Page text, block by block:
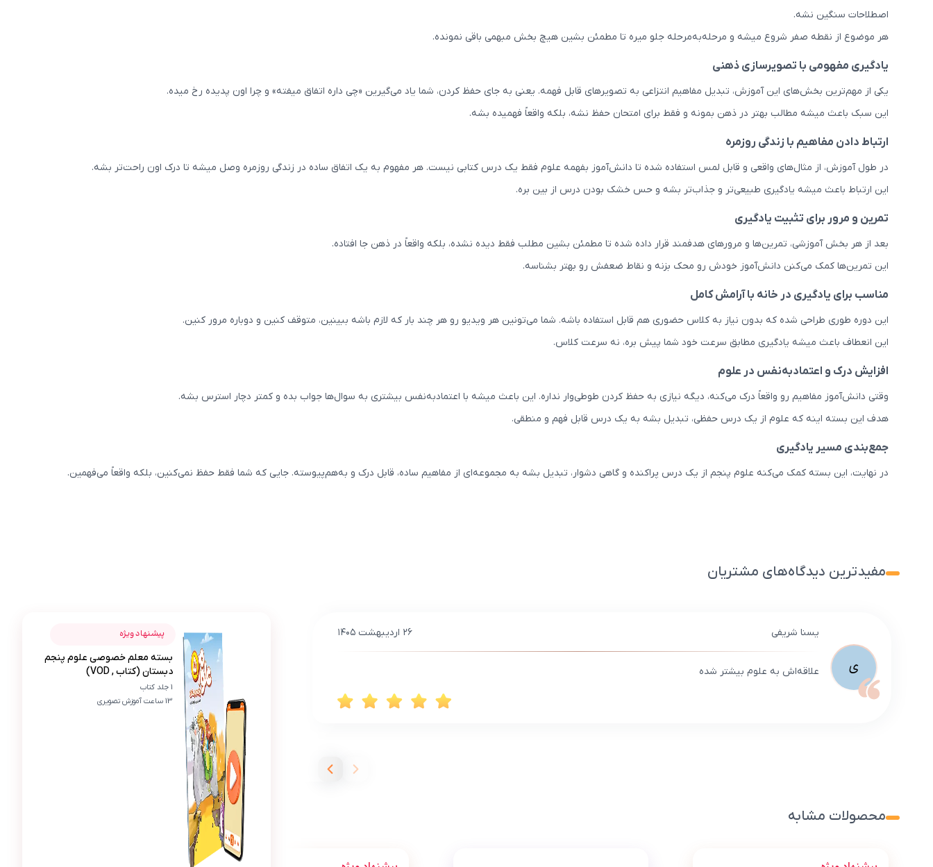
اصطلاحات سنگین نشه.
هر موضوع از نقطه صفر شروع میشه و مرحله‌به‌مرحله جلو میره تا مطمئن بشین هیچ بخش مبهمی باقی نمونده.
یادگیری مفهومی با تصویرسازی ذهنی
یکی از مهم‌ترین بخش‌های این آموزش، تبدیل مفاهیم انتزاعی به تصویرهای قابل فهمه. یعنی به جای حفظ کردن، شما یاد می‌گیرین «چی داره اتفاق میفته» و چرا اون پدیده رخ میده.
این سبک باعث میشه مطالب بهتر در ذهن بمونه و فقط برای امتحان حفظ نشه، بلکه واقعاً فهمیده بشه.
ارتباط دادن مفاهیم با زندگی روزمره
در طول آموزش، از مثال‌های واقعی و قابل لمس استفاده شده تا دانش‌آموز بفهمه علوم فقط یک درس کتابی نیست. هر مفهوم به یک اتفاق ساده در زندگی روزمره وصل میشه تا درک اون راحت‌تر بشه.
این ارتباط باعث میشه یادگیری طبیعی‌تر و جذاب‌تر بشه و حس خشک بودن درس از بین بره.
تمرین و مرور برای تثبیت یادگیری
بعد از هر بخش آموزشی، تمرین‌ها و مرورهای هدفمند قرار داده شده تا مطمئن بشین مطلب فقط دیده نشده، بلکه واقعاً در ذهن جا افتاده.
این تمرین‌ها کمک می‌کنن دانش‌آموز خودش رو محک بزنه و نقاط ضعفش رو بهتر بشناسه.
مناسب برای یادگیری در خانه با آرامش کامل
این دوره طوری طراحی شده که بدون نیاز به کلاس حضوری هم قابل استفاده باشه. شما می‌تونین هر ویدیو رو هر چند بار که لازم باشه ببینین، متوقف کنین و دوباره مرور کنین.
این انعطاف باعث میشه یادگیری مطابق سرعت خود شما پیش بره، نه سرعت کلاس.
افزایش درک و اعتمادبه‌نفس در علوم
وقتی دانش‌آموز مفاهیم رو واقعاً درک می‌کنه، دیگه نیازی به حفظ کردن طوطی‌وار نداره. این باعث میشه با اعتمادبه‌نفس بیشتری به سوال‌ها جواب بده و کمتر دچار استرس بشه.
هدف این بسته اینه که علوم از یک درس حفظی، تبدیل بشه به یک درس قابل فهم و منطقی.
جمع‌بندی مسیر یادگیری
در نهایت، این بسته کمک می‌کنه علوم پنجم از یک درس پراکنده و گاهی دشوار، تبدیل بشه به مجموعه‌ای از مفاهیم ساده، قابل درک و به‌هم‌پیوسته. جایی که شما فقط حفظ نمی‌کنین، بلکه واقعاً می‌فهمین.
مفیدترین دیدگاه‌های مشتریان
ی
یسنا شریفی ۲۶ اردیبهشت ۱۴۰۵
علاقه‌اش به علوم بیشتر شده
آرمین شاکری
توضیحاتش برای بدن انسان خیلی ساده و قابل
محصولات مشابه
پیشنهاد ویژه
بسته معلم خصوصی علوم پنجم
دبستان (کتاب , VOD)
1 جلد کتاب
13 ساعت آموزش تصویری